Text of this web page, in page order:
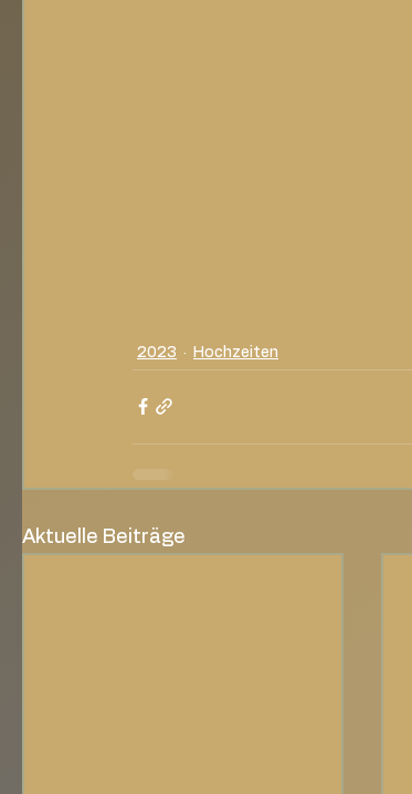
2023 Hochzeiten
Aktuelle Beiträge